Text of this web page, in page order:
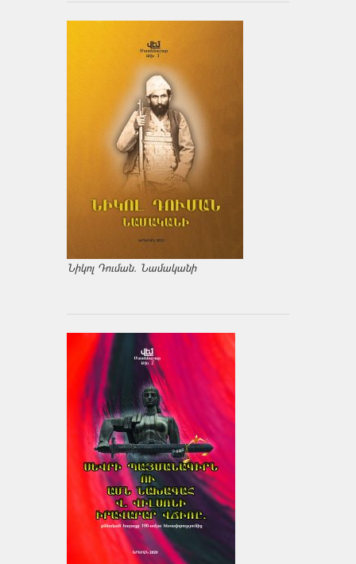
Նիկոլ Դուման. Նամականի